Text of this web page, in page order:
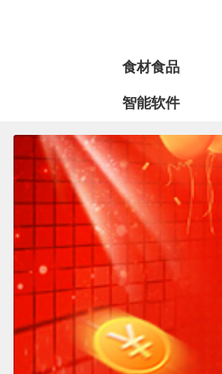
食材食品
智能软件